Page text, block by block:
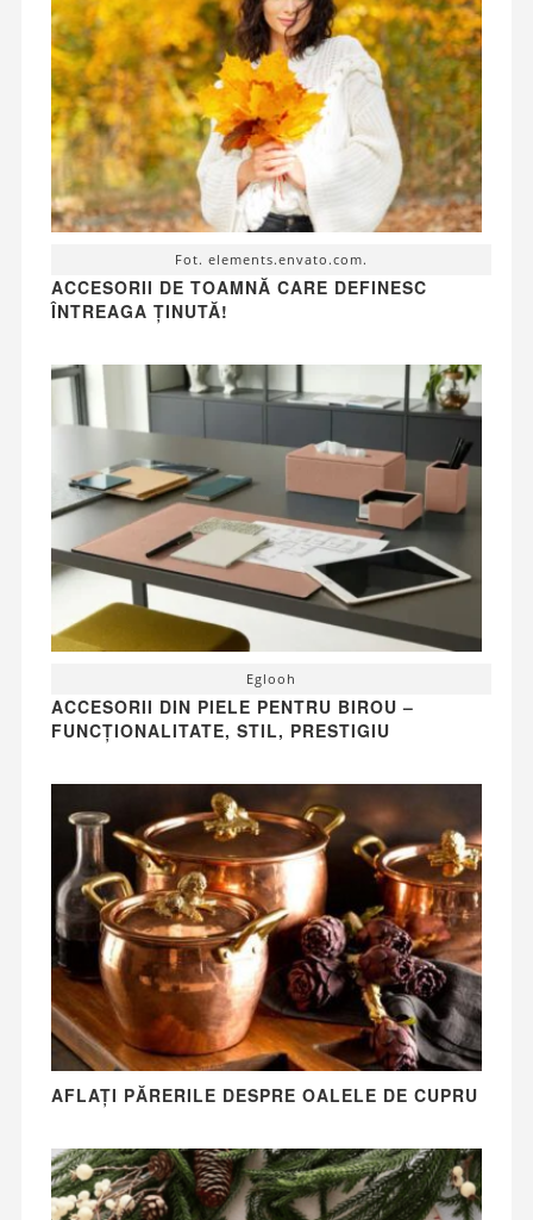
Fot. elements.envato.com.
ACCESORII DE TOAMNĂ CARE DEFINESC
ÎNTREAGA ȚINUTĂ!
Eglooh
ACCESORII DIN PIELE PENTRU BIROU –
FUNCȚIONALITATE, STIL, PRESTIGIU
AFLAȚI PĂRERILE DESPRE OALELE DE CUPRU